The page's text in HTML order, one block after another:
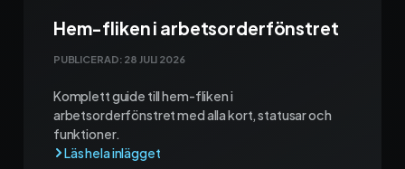
Hem-fliken i arbetsorderfönstret
PUBLICERAD: 28 JULI 2026
Komplett guide till hem-fliken i
arbetsorderfönstret med alla kort, statusar och
funktioner.